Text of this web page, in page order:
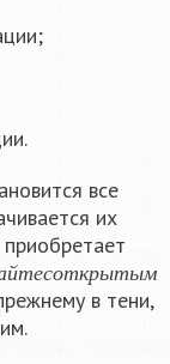
все
их
й т е с о т кр ыт ым
йтесотк рыт ы
в тени,